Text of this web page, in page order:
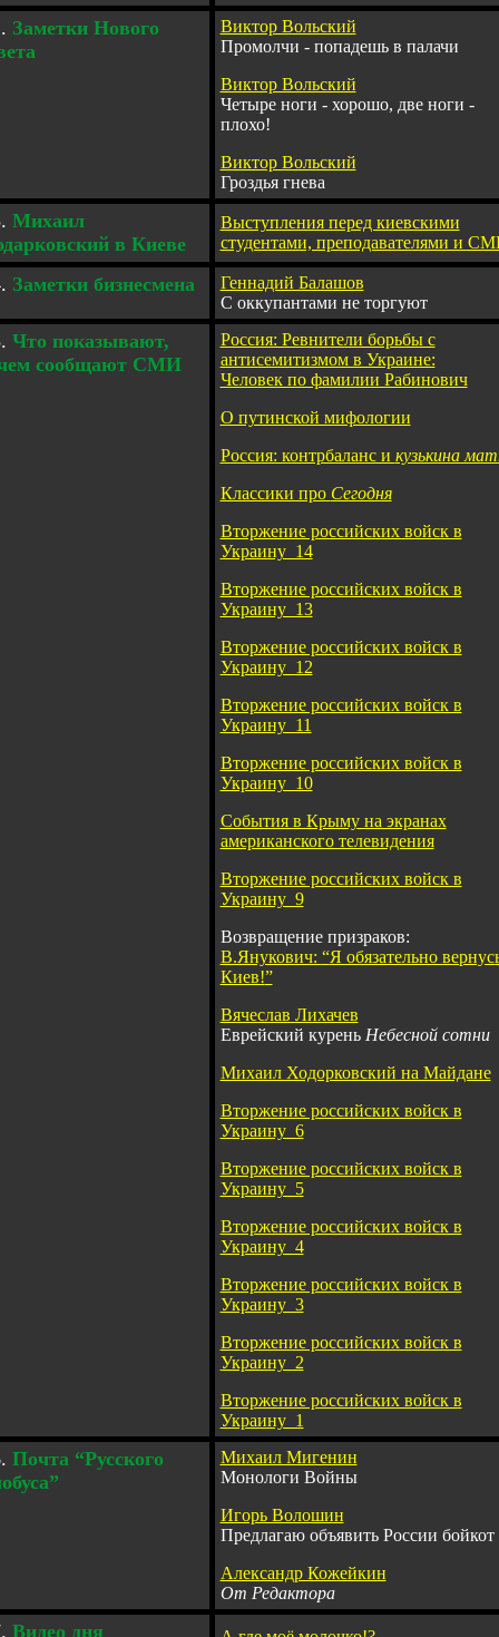
Заметки Нового
Виктор Вольский
Промолчи - попадешь в палачи
Виктор Вольский
Четыре ноги - хорошо, две ноги -
плохо!
Виктор Вольский
Гроздья гнева
Михаил
в Киеве
Выступления перед киевскими
студентами, преподавателями и
Заметки бизнесмена
Геннадий Балашов
С оккупантами не торгуют
Что показывают,
сообщают СМИ
Россия: Ревнители борьбы с
антисемитизмом в Украине:
Человек по фамилии Рабинович
О путинской мифологии
Россия: контрбаланс и кузькина
Классики про Сегодня
Вторжение российских войск в
Украину_14
Вторжение российских войск в
Украину_13
Вторжение российских войск в
Украину_12
Вторжение российских войск в
Украину_11
Вторжение российских войск в
Украину_10
События в Крыму на экранах
американского телевидения
Вторжение российских войск в
Украину_9
Возвращение призраков:
В.Янукович: “Я обязательно вернус
Киев!”
Вячеслав Лихачев
Еврейский курень Небесной сотни
Михаил Ходорковский на Майдане
Вторжение российских войск в
Украину_6
Вторжение российских войск в
Украину_5
Вторжение российских войск в
Украину_4
Вторжение российских войск в
Украину_3
Вторжение российских войск в
Украину_2
Вторжение российских войск в
Украину_1
Почта “Русского
”
Михаил Мигенин
Монологи Войны
Игорь Волошин
Предлагаю объявить России бойкот
Александр Кожейкин
От Редактора
Видео дня